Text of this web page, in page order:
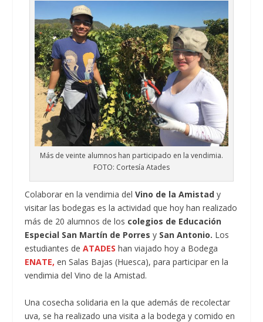
Más de veinte alumnos han participado en la vendimia.
FOTO: Cortesía Atades
Colaborar en la vendimia delVino de la Amistad y
visitar las bodegas es la actividad que hoy han realizado
más de 20 alumnos de los colegios de Educación
Especial San Martín de Porres y San Antonio. Los
estudiantes deATADES han viajado hoy a Bodega
ENATE, en Salas Bajas (Huesca), para participar en la
vendimia del Vino de la Amistad.
Una cosecha solidaria en la que además de recolectar
uva, se ha realizado una visita a la bodega y comido en